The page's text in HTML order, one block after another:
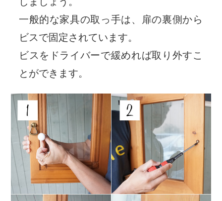
一般的な家具の取っ手は、扉の裏側から
ビスで固定されています。
ビスをドライバーで緩めれば取り外すこ
とができます。